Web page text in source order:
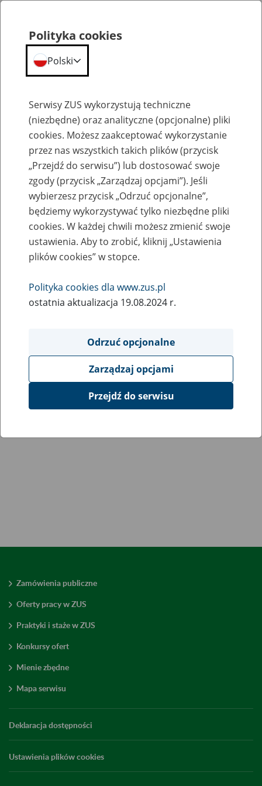
Przepraszamy,
podana strona nie została znaleziona.
Błąd 404
Przejdź do strony głównej
Zamówienia publiczne
Oferty pracy w ZUS
Praktyki i staże w ZUS
Konkursy ofert
Mienie zbędne
Mapa serwisu
Deklaracja dostępności
Ustawienia plików cookies
Polityka cookies
Polski
Serwisy ZUS wykorzystują techniczne
(niezbędne) oraz analityczne (opcjonalne) pliki
cookies. Możesz zaakceptować wykorzystanie
przez nas wszystkich takich plików (przycisk
„Przejdź do serwisu”) lub dostosować swoje
zgody (przycisk „Zarządzaj opcjami”). Jeśli
wybierzesz przycisk „Odrzuć opcjonalne”,
będziemy wykorzystywać tylko niezbędne pliki
cookies. W każdej chwili możesz zmienić swoje
ustawienia. Aby to zrobić, kliknij „Ustawienia
plików cookies” w stopce.
Polityka cookies dla www.zus.pl
ostatnia aktualizacja 19.08.2024 r.
Odrzuć opcjonalne
Zarządzaj opcjami
Przejdź do serwisu